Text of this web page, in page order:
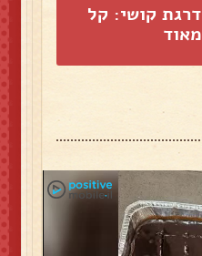
דרגת קושי: קל
מאוד